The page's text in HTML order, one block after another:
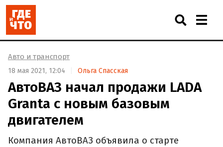
Авто и транспорт
18 мая 2021, 12:04 Ольга Спасская
АвтоВАЗ начал продажи LADA
Granta с новым базовым
двигателем
Компания АвтоВАЗ объявила о старте